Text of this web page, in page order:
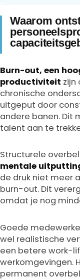
Waarom
Burn-out, een
productiviteit zijn
chronische
uitgeput door
andere banen. Dit
talent aan te
Structurele
mentale
de druk niet meer
burn-out. Dit
omdat je nog
Goede
wel realistische
een betere work-
werkomgevingen.
permanent